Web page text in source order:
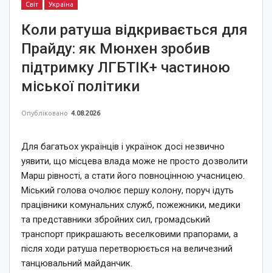
Світ Україна
Коли ратуша відкривається для
Прайду: як Мюнхен зробив
підтримку ЛГБТІК+ частиною
міської політики
Опубліковано 4.08.2026
Для багатьох українців і українок досі незвично
уявити, що місцева влада може не просто дозволити
Марш рівності, а стати його повноцінною учасницею.
Міський голова очолює першу колону, поруч ідуть
працівники комунальних служб, пожежники, медики
та представники збройних сил, громадський
транспорт прикрашають веселковими прапорами, а
після ходи ратуша перетворюється на величезний
танцювальний майданчик.